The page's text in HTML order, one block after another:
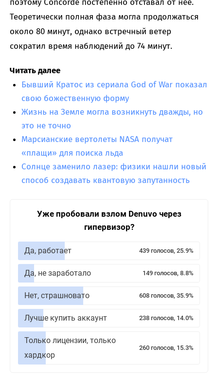
поэтому Concorde постепенно отставал от нее.
Теоретически полная фаза могла продолжаться
около 80 минут, однако встречный ветер
сократил время наблюдений до 74 минут.
Читать далее
Бывший Кратос из сериала God of War показал
свою божественную форму
Жизнь на Земле могла возникнуть дважды, но
это не точно
Марсианские вертолеты NASA получат
«плащи» для поиска льда
Солнце заменило лазер: физики нашли новый
способ создавать квантовую запутанность
Уже пробовали взлом Denuvo через
гипервизор?
Да, работает 439 голосов, 25.9%
Да, не заработало 149 голосов, 8.8%
Нет, страшновато 608 голосов, 35.9%
Лучше купить аккаунт 238 голосов, 14.0%
Только лицензии, только
хардкор
260 голосов, 15.3%